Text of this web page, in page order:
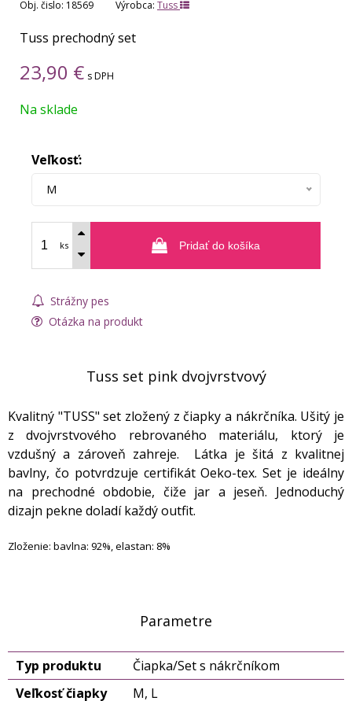
Obj. čislo: 18569 Výrobca: Tuss
Tuss prechodný set
23,90 € s DPH
Na sklade
Veľkosť:
M
ks Pridať do košíka
Strážny pes
Otázka na produkt
Tuss set pink dvojvrstvový
Kvalitný "TUSS" set zložený z čiapky a nákrčníka. Ušitý je
z dvojvrstvového rebrovaného materiálu, ktorý je
vzdušný a zároveň zahreje. Látka je šitá z kvalitnej
bavlny, čo potvrdzuje certifikát Oeko-tex. Set je ideálny
na prechodné obdobie, čiže jar a jeseň. Jednoduchý
dizajn pekne doladí každý outfit.
Zloženie: bavlna: 92%, elastan: 8%
Parametre
Typ produktu
Čiapka/Set s nákrčníkom
Veľkosť čiapky
M, L